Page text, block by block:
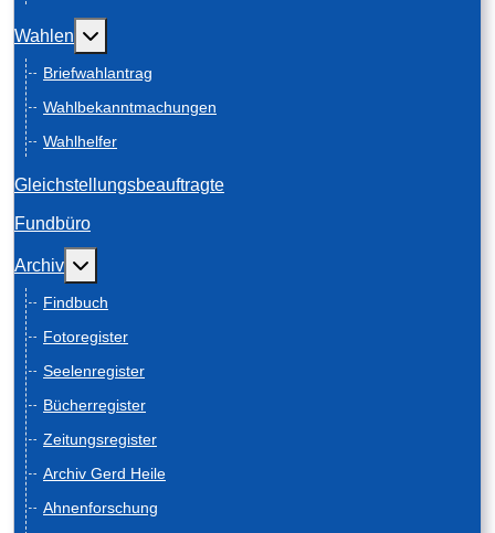
Wahlen Weitere Informationen: Wahlen
Briefwahlantrag
Wahlbekanntmachungen
Wahlhelfer
Gleichstellungsbeauftragte
Fundbüro
Archiv Weitere Informationen: Archiv
Findbuch
Fotoregister
Seelenregister
Bücherregister
Zeitungsregister
Archiv Gerd Heile
Ahnenforschung